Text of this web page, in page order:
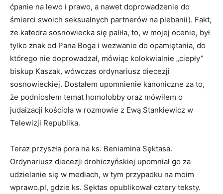
ćpanie na lewo i prawo, a nawet doprowadzenie do
śmierci swoich seksualnych partnerów na plebanii). Fakt,
że katedra sosnowiecka się paliła, to, w mojej ocenie, był
tylko znak od Pana Boga i wezwanie do opamiętania, do
którego nie doprowadzał, mówiąc kolokwialnie „ciepły”
biskup Kaszak, wówczas ordynariusz diecezji
sosnowieckiej. Dostałem upomnienie kanoniczne za to,
że podniosłem temat homolobby oraz mówiłem o
judaizacji kościoła w rozmowie z Ewą Stankiewicz w
Telewizji Republika.
Teraz przyszła pora na ks. Beniamina Sęktasa.
Ordynariusz diecezji drohiczyńskiej upomniał go za
udzielanie się w mediach, w tym przypadku na moim
wprawo.pl, gdzie ks. Sęktas opublikował cztery teksty.